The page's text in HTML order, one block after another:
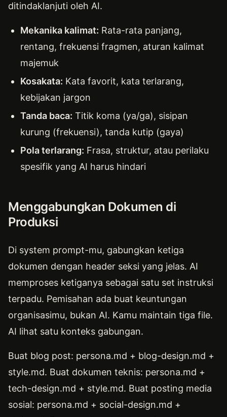
ditindaklanjuti oleh AI.
Mekanika kalimat: Rata-rata panjang,
rentang, frekuensi fragmen, aturan kalimat
majemuk
Kosakata: Kata favorit, kata terlarang,
kebijakan jargon
Tanda baca: Titik koma (ya/ga), sisipan
kurung (frekuensi), tanda kutip (gaya)
Pola terlarang: Frasa, struktur, atau perilaku
spesifik yang AI harus hindari
Menggabungkan Dokumen di
Produksi
Di system prompt-mu, gabungkan ketiga
dokumen dengan header seksi yang jelas. AI
memproses ketiganya sebagai satu set instruksi
terpadu. Pemisahan ada buat keuntungan
organisasimu, bukan AI. Kamu maintain tiga file.
AI lihat satu konteks gabungan.
Buat blog post: persona.md + blog-design.md +
style.md. Buat dokumen teknis: persona.md +
tech-design.md + style.md. Buat posting media
sosial: persona.md + social-design.md +